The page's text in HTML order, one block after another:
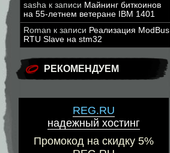
sasha к записи Майнинг биткоинов
на 55-летнем ветеране IBM 1401
Roman к записи Реализация ModBus
RTU Slave на stm32
РЕКОМЕНДУЕМ
REG.RU
надежный хостинг
Промокод на скидку 5%